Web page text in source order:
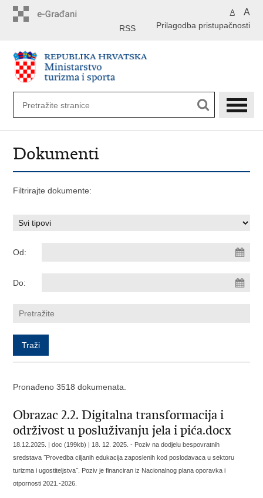
A A
Prilagodba pristupačnosti
RSS
Dokumenti
Filtrirajte dokumente:
Od:
Do:
Pronađeno 3518 dokumenata.
Obrazac 2.2. Digitalna transformacija i
održivost u posluživanju jela i pića.docx
18.12.2025. | doc (199kb) | 18. 12. 2025. - Poziv na dodjelu bespovratnih
sredstava ˝Provedba ciljanih edukacija zaposlenih kod poslodavaca u sektoru
turizma i ugostiteljstva˝. Poziv je financiran iz Nacionalnog plana oporavka i
otpornosti 2021.-2026.